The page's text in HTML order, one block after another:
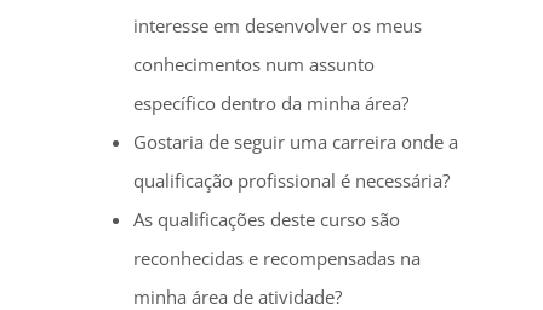
interesse em desenvolver os meus
conhecimentos num assunto
específico dentro da minha área?
Gostaria de seguir uma carreira onde a
qualificação profissional é necessária?
As qualificações deste curso são
reconhecidas e recompensadas na
minha área de atividade?